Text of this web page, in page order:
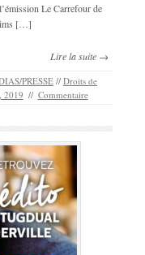
Le Carrefour de
[…]
Lire la suite →
PRESSE// Droits de
2019 // Commentaire